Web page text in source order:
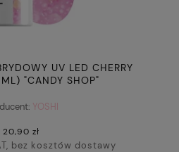
UV LED CHERRY
"CANDY SHOP"
YOSHI
20,90 zł
bez kosztów dostawy